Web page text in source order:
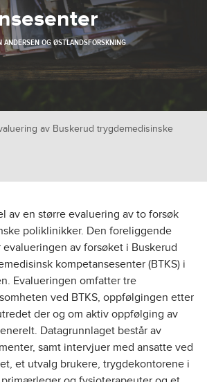
ANDERSENOGØSTLANDSFORSKNING
av Buskerud trygdemedisinske
av en større evaluering av to forsøk
poliklinikker. Den foreliggende
av forsøket i Buskerud
kompetansesenter (BTKS) i
Evalueringen omfatter tre
ved BTKS, oppfølgingen etter
der og om aktiv oppfølging av
Datagrunnlaget består av
samt intervjuer med ansatte ved
et utvalg brukere, trygdekontorene i